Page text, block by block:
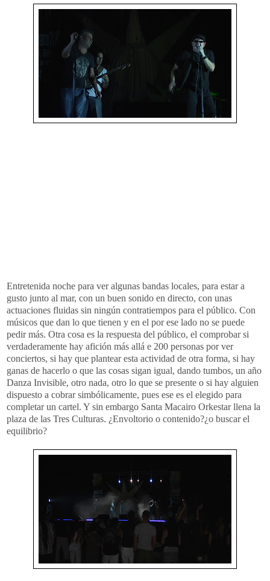
Entretenida noche para ver algunas bandas locales, para estar a
gusto junto al mar, con un buen sonido en directo, con unas
actuaciones fluidas sin ningún contratiempos para el público. Con
músicos que dan lo que tienen y en el por ese lado no se puede
pedir más. Otra cosa es la respuesta del público, el comprobar si
verdaderamente hay afición más allá e 200 personas por ver
conciertos, si hay que plantear esta actividad de otra forma, si hay
ganas de hacerlo o que las cosas sigan igual, dando tumbos, un año
Danza Invisible, otro nada, otro lo que se presente o si hay alguien
dispuesto a cobrar simbólicamente, pues ese es el elegido para
completar un cartel. Y sin embargo Santa Macairo Orkestar llena la
plaza de las Tres Culturas. ¿Envoltorio o contenido?¿o buscar el
equilibrio?